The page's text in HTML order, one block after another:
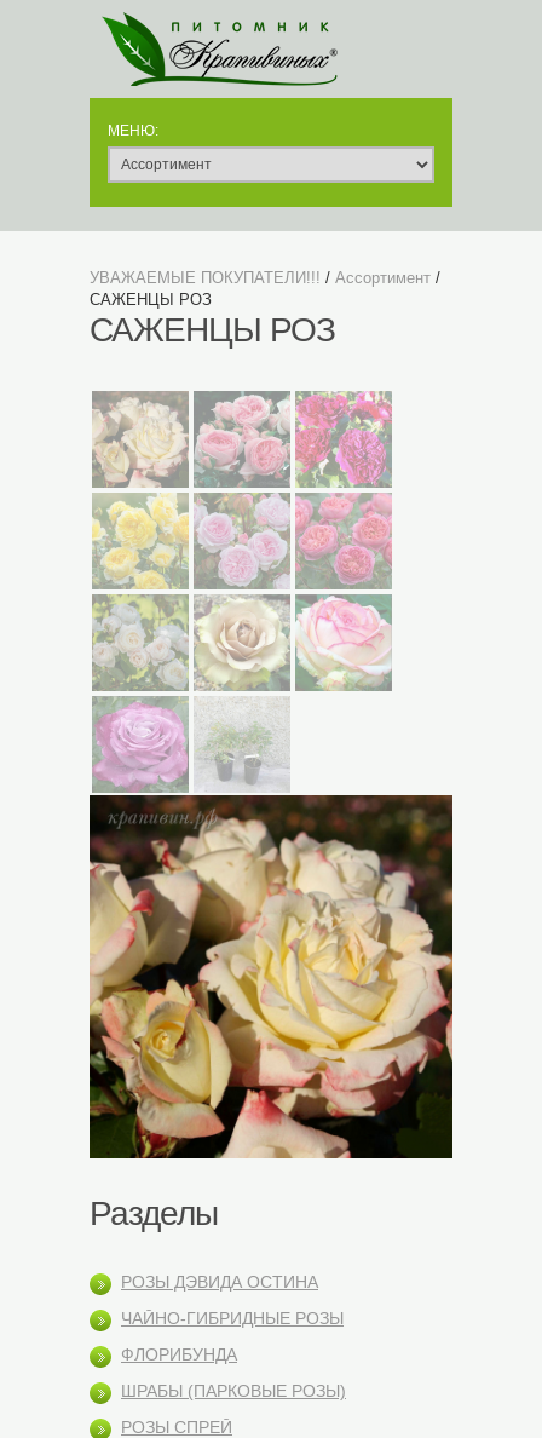
УВАЖАЕМЫЕ ПОКУПАТЕЛИ!!! / Ассортимент /
САЖЕНЦЫ РОЗ
САЖЕНЦЫ РОЗ
Разделы
РОЗЫ ДЭВИДА ОСТИНА
ЧАЙНО-ГИБРИДНЫЕ РОЗЫ
ФЛОРИБУНДА
ШРАБЫ (ПАРКОВЫЕ РОЗЫ)
РОЗЫ СПРЕЙ